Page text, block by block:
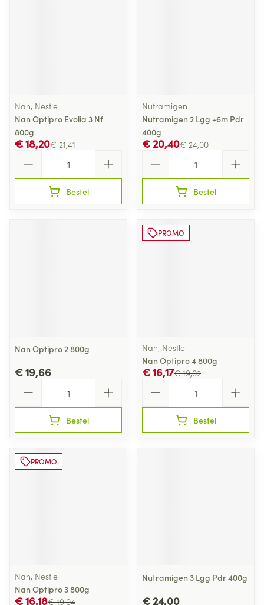
Nan, Nestle
Nan Optipro Evolia 3 Nf
800g
€ 21,41
€ 18,20
Bestel
Nutramigen
Nutramigen 2 Lgg +6m Pdr
400g
€ 24,00
€ 20,40
Bestel
Nan Optipro 2 800g
€ 19,66
Bestel
PROMO
Nan, Nestle
Nan Optipro 4 800g
€ 19,02
€ 16,17
Bestel
PROMO
Nan, Nestle
Nan Optipro 3 800g
€ 19,04
€ 16,18
Nutramigen 3 Lgg Pdr 400g
€ 24,00